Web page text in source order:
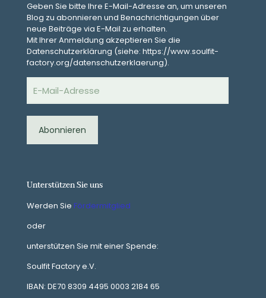
Geben Sie bitte Ihre E-Mail-Adresse an, um unseren
Blog zu abonnieren und Benachrichtigungen über
neue Beiträge via E-Mail zu erhalten.
Mit Ihrer Anmeldung akzeptieren Sie die
Datenschutzerklärung (siehe: https://www.soulfit-
factory.org/datenschutzerklaerung).
Mail-
Adresse
Abonnieren
Unterstützen Sie uns
Werden Sie Fördermitglied
oder
unterstützen Sie mit einer Spende:
Soulfit Factory e.V.
IBAN: DE70 8309 4495 0003 2184 65